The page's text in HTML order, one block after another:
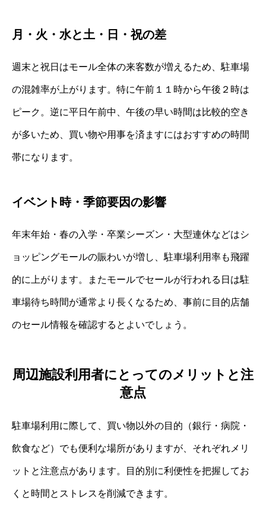
月・火・水と土・日・祝の差
週末と祝日はモール全体の来客数が増えるため、駐車場
の混雑率が上がります。特に午前１１時から午後２時は
ピーク。逆に平日午前中、午後の早い時間は比較的空き
が多いため、買い物や用事を済ますにはおすすめの時間
帯になります。
イベント時・季節要因の影響
年末年始・春の入学・卒業シーズン・大型連休などはシ
ョッピングモールの賑わいが増し、駐車場利用率も飛躍
的に上がります。またモールでセールが行われる日は駐
車場待ち時間が通常より長くなるため、事前に目的店舗
のセール情報を確認するとよいでしょう。
周辺施設利用者にとってのメリットと注
意点
駐車場利用に際して、買い物以外の目的（銀行・病院・
飲食など）でも便利な場所がありますが、それぞれメリ
ットと注意点があります。目的別に利便性を把握してお
くと時間とストレスを削減できます。